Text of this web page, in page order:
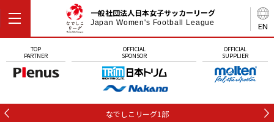
EN
一般社団法人日本女子サッカーリーグ
Japan Women's Football League
TOP
PARTNER
OFFICIAL
SPONSOR
OFFICIAL
SUPPLIER
なでしこリーグ1部